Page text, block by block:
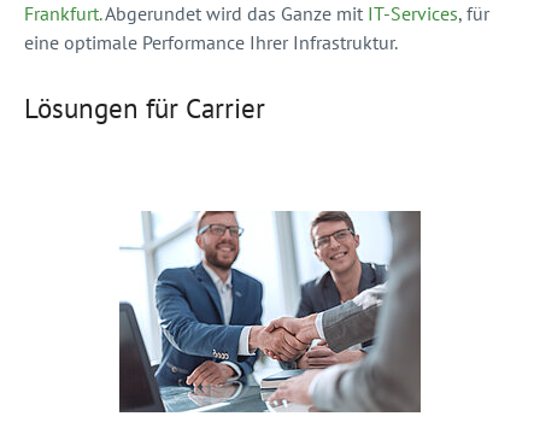
Frankfurt.Abgerundet wird das Ganze mit IT-Services, für
eine optimale Performance Ihrer Infrastruktur.
Lösungen für Carrier